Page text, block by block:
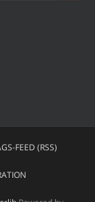
FEED (RSS)